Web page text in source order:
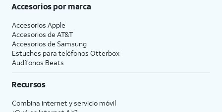
Accesorios por marca
Accesorios Apple
Accesorios de AT&T
Accesorios de Samsung
Estuches para teléfonos Otterbox
Audífonos Beats
Recursos
Combina internet y servicio móvil